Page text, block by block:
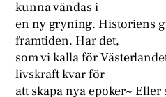
kunna vändas i
en ny gryning. Historiens
framtiden. Har det,
som vi kalla för
livskraft kvar för
att skapa nya epoker~